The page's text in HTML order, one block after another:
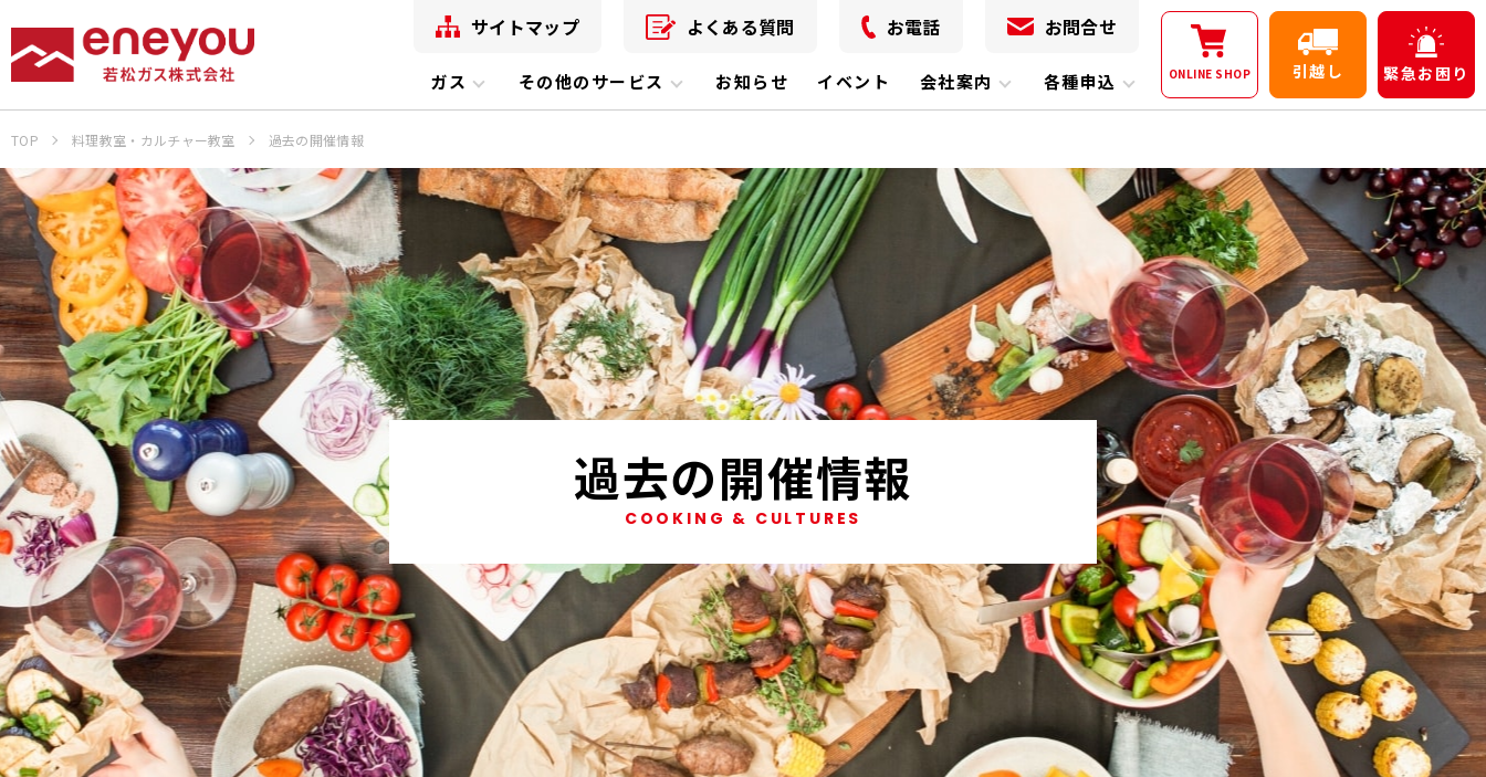
ガス その他のサービス お知らせ イベント 会社案内 各種申込
サイトマップ よくある質問 お電話 お問合せ
ONLINE SHOP 引越し 緊急お困り
TOP 料理教室・カルチャー教室 過去の開催情報
過去の開催情報
COOKING & CULTURES